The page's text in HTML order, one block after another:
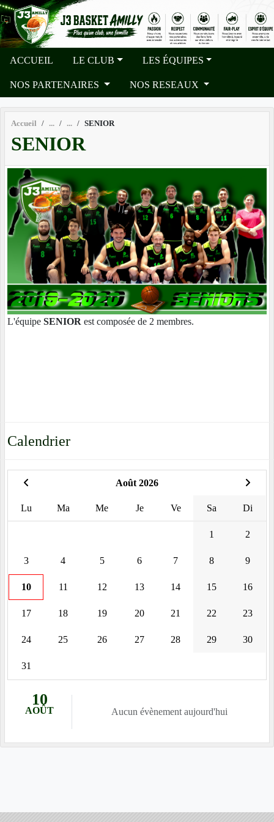
ACCUEIL LE CLUB LES ÉQUIPES
NOS PARTENAIRES NOS RESEAUX
Accueil SENIOR
SENIOR
L'équipe SENIOR est composée de 2 membres.
Calendrier
Août 2026
Lu Ma Me Je Ve Sa Di
1 2
3 4 5 6 7 8 9
10 11 12 13 14 15 16
17 18 19 20 21 22 23
24 25 26 27 28 29 30
31
10
AOÛT Aucun évènement aujourd'hui
Panneau de gestion des cookies